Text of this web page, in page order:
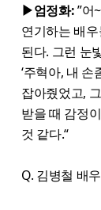
▶엄정화:”어
연기하는 배
된다. 그런 눈
‘주혁아, 내 손
잡아줬었고,
받을 때 감정
것 같다.“
Q. 김병철 배